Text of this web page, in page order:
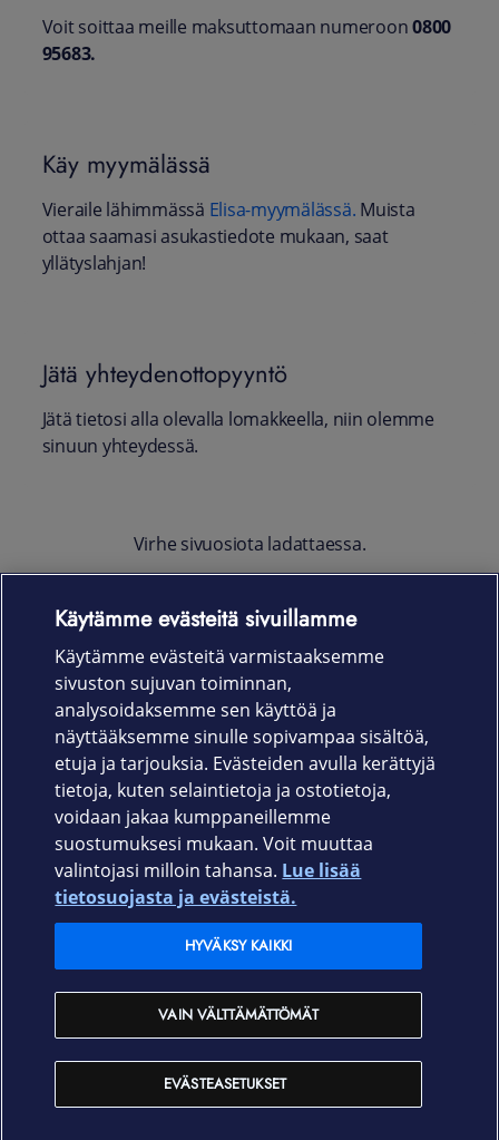
Voit soittaa meille maksuttomaan numeroon0800
95683.
Käy myymälässä
Vieraile lähimmässä Elisa-myymälässä. Muista
ottaa saamasi asukastiedote mukaan, saat
yllätyslahjan!
Jätä yhteydenottopyyntö
Jätä tietosi alla olevalla lomakkeella, niin olemme
sinuun yhteydessä.
Virhe sivuosiota ladattaessa.
Laitteet & liittymät
Palvelut
Ajankohtaista
Elisa Oyj
Sopimusehdot Tietosuoja Saavutettavuus Evästeasetukset
Käytämme evästeitä sivuillamme
Käytämme evästeitä varmistaaksemme
sivuston sujuvan toiminnan,
analysoidaksemme sen käyttöä ja
näyttääksemme sinulle sopivampaa sisältöä,
etuja ja tarjouksia. Evästeiden avulla kerättyjä
tietoja, kuten selaintietoja ja ostotietoja,
voidaan jakaa kumppaneillemme
suostumuksesi mukaan. Voit muuttaa
valintojasi milloin tahansa. Lue lisää
tietosuojasta ja evästeistä.
EVÄSTEASETUKSET
VAIN VÄLTTÄMÄTTÖMÄT
HYVÄKSY KAIKKI